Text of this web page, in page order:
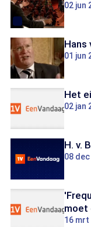
02 jun
Hans
01 jun
Het
02 jan
H. v.
08
moet
16 mrt